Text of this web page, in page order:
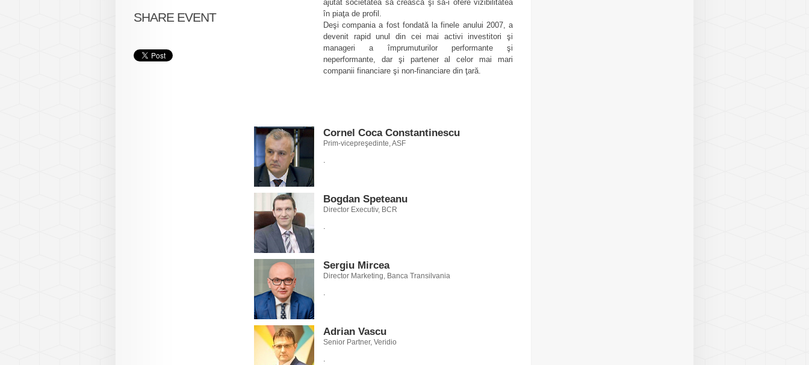
SHARE EVENT
ajutat societatea să crească şi să-i ofere vizibilitatea
în piaţa de profil.
Deşi compania a fost fondată la finele anului 2007, a
devenit rapid unul din cei mai activi investitori şi
manageri a împrumuturilor performante şi
neperformante, dar şi partener al celor mai mari
companii financiare şi non-financiare din ţară.
Cornel Coca Constantinescu
Prim-vicepreşedinte, ASF
.
Bogdan Speteanu
Director Executiv, BCR
.
Sergiu Mircea
Director Marketing, Banca Transilvania
.
Adrian Vascu
Senior Partner, Veridio
.